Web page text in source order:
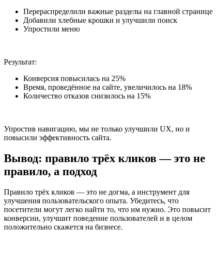
Перераспределили важные разделы на главной странице
Добавили хлебные крошки и улучшили поиск
Упростили меню
Результат:
Конверсия повысилась на 25%
Время, проведённое на сайте, увеличилось на 18%
Количество отказов снизилось на 15%
Упростив навигацию, мы не только улучшили UX, но и
повысили эффективность сайта.
Вывод: правило трёх кликов — это не
правило, а подход
Правило трёх кликов — это не догма, а инструмент для
улучшения пользовательского опыта. Убедитесь, что
посетители могут легко найти то, что им нужно. Это повысит
конверсии, улучшит поведение пользователей и в целом
положительно скажется на бизнесе.